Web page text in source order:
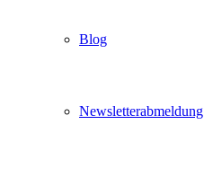
Blog
Newsletterabmeldung